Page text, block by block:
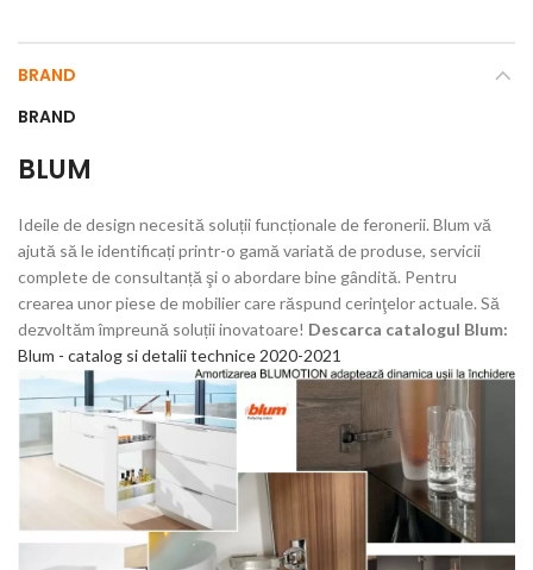
BRAND
BRAND
BLUM
Ideile de design necesită soluții funcționale de feronerii. Blum vă
ajută să le identificați printr-o gamă variată de produse, servicii
complete de consultanță şi o abordare bine gândită. Pentru
crearea unor piese de mobilier care răspund cerinţelor actuale. Să
dezvoltăm împreună soluții inovatoare! Descarca catalogul Blum:
Blum - catalog si detalii technice 2020-2021